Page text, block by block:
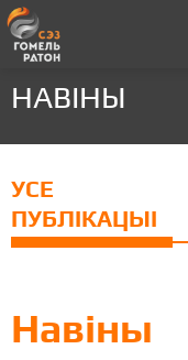
НАВІНЫ
УСЕ
ПУБЛІКАЦЫІ
Навіны